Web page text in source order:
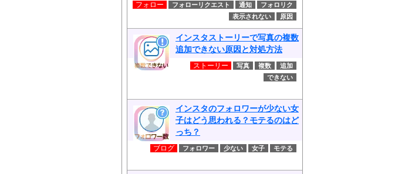
フォロー フォローリクエスト 通知
フォロリク
表示されない
原因
インスタストーリーで写真の複数
追加できない原因と対処方法
ストーリー 写真 複数
追加
できない
インスタのフォロワーが少ない女
子はどう思われる？モテるのはど
っち？
ブログ フォロワー 少ない 女子 モテる